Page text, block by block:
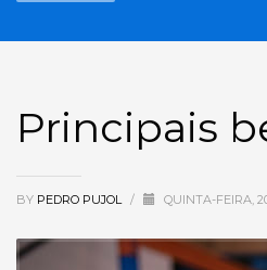
Principais
BY PEDRO PUJOL / QUINTA-FEIRA,